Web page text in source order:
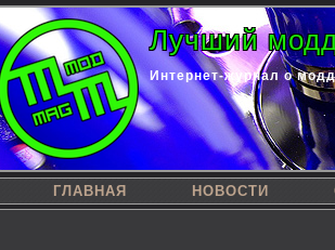
Лучший
Интернет-журнал о
ГЛАВНАЯ НОВОСТИ